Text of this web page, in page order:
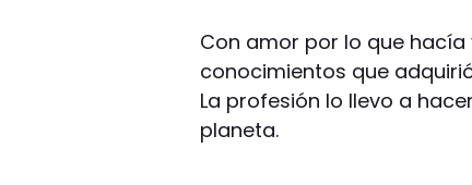
Con amor por lo que
conocimientos que
La profesión lo llevo a
planeta.